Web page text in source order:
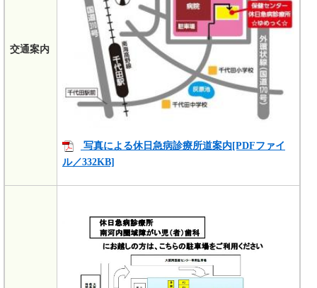
交通案内
写真による休日急病診療所道案内[PDFファイ
ル／332KB]